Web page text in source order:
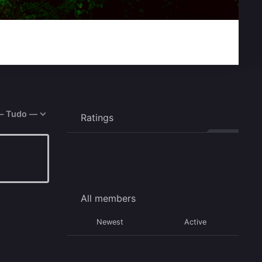
Ratings
All members
Newest Active